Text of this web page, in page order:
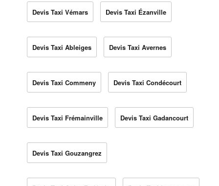
Devis Taxi Vémars Devis Taxi Ézanville
Devis Taxi Ableiges Devis Taxi Avernes
Devis Taxi Commeny Devis Taxi Condécourt
Devis Taxi Frémainville Devis Taxi Gadancourt
Devis Taxi Gouzangrez